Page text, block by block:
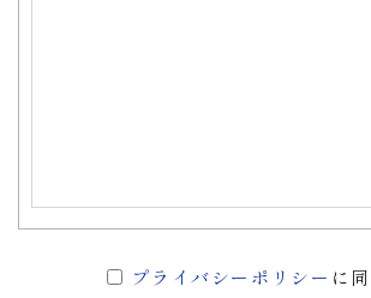
プライバシーポリシー に